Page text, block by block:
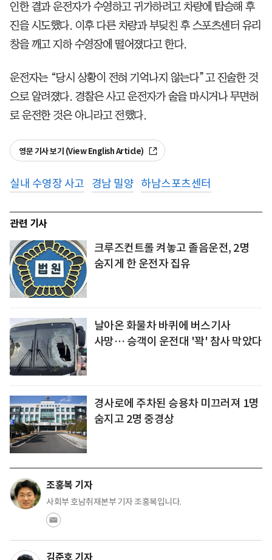
인한 결과 운전자가 수영하고 귀가하려고 차량에 탑승해 후
진을 시도했다. 이후 다른 차량과 부딪친 후 스포츠센터 유리
창을 깨고 지하 수영장에 떨어졌다고 한다.
운전자는 “당시 상황이 전혀 기억나지 않는다”고 진술한 것
으로 알려졌다. 경찰은 사고 운전자가 술을 마시거나 무면허
로 운전한 것은 아니라고 전했다.
영문 기사 보기 (View English Article)
실내 수영장 사고 경남 밀양 하남스포츠센터
관련 기사
크루즈컨트롤 켜놓고 졸음운전, 2명
숨지게 한 운전자 집유
날아온 화물차 바퀴에 버스기사
사망… 승객이 운전대 '꽉' 참사 막았다
경사로에 주차된 승용차 미끄러져 1명
숨지고 2명 중경상
조홍복 기자
사회부 호남취재본부 기자 조홍복입니다.
김준호 기자